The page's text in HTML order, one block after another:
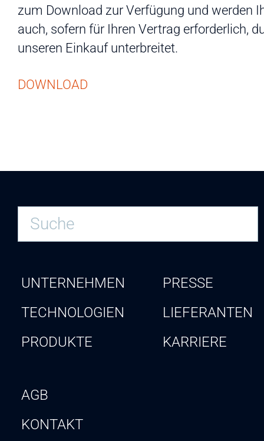
zum Download zur Verfügung und werden
auch, sofern für Ihren Vertrag erforderlich,
unseren Einkauf unterbreitet.
DOWNLOAD
UNTERNEHMEN
TECHNOLOGIEN
PRODUKTE
PRESSE
LIEFERANTEN
KARRIERE
AGB
KONTAKT